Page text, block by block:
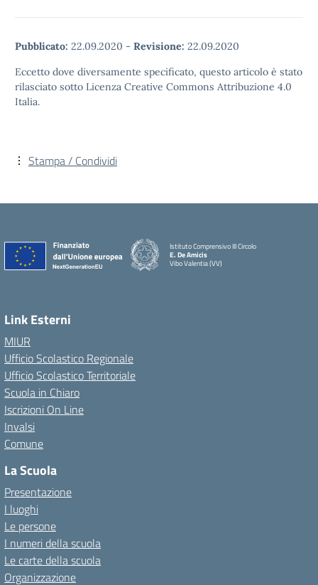
Pubblicato: 22.09.2020 - Revisione: 22.09.2020
Eccetto dove diversamente specificato, questo articolo è stato
rilasciato sotto Licenza Creative Commons Attribuzione 4.0
Italia.
Stampa / Condividi
Istituto Comprensivo III Circolo
E. De Amicis
Vibo Valentia (VV)
Link Esterni
MIUR
Ufficio Scolastico Regionale
Ufficio Scolastico Territoriale
Scuola in Chiaro
Iscrizioni On Line
Invalsi
Comune
La Scuola
Presentazione
I luoghi
Le persone
I numeri della scuola
Le carte della scuola
Organizzazione